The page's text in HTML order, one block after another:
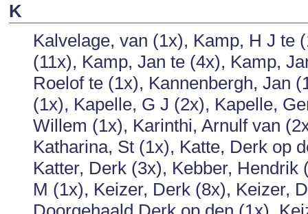
K
Kalvelage, van (1x), Kamp, H J te
(11x), Kamp, Jan te (4x), Kamp,
Roelof te (1x), Kannenbergh, Jan
(1x), Kapelle, G J (2x), Kapelle,
Willem (1x), Karinthi, Arnulf van
Katharina, St (1x), Katte, Derk op
Katter, Derk (3x), Kebber,
M (1x), Keizer, Derk (8x), Keizer,